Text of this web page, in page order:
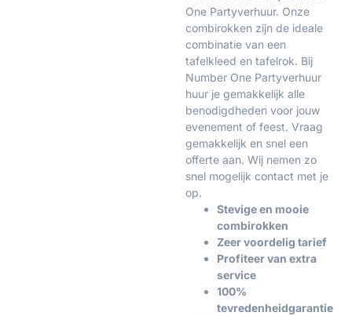
One Partyverhuur. Onze
combirokken zijn de ideale
combinatie van een
tafelkleed en tafelrok. Bij
Number One Partyverhuur
huur je gemakkelijk alle
benodigdheden voor jouw
evenement of feest. Vraag
gemakkelijk en snel een
offerte aan. Wij nemen zo
snel mogelijk contact met je
op.
Stevige en mooie
combirokken
Zeer voordelig tarief
Profiteer van extra
service
100%
tevredenheidgarantie